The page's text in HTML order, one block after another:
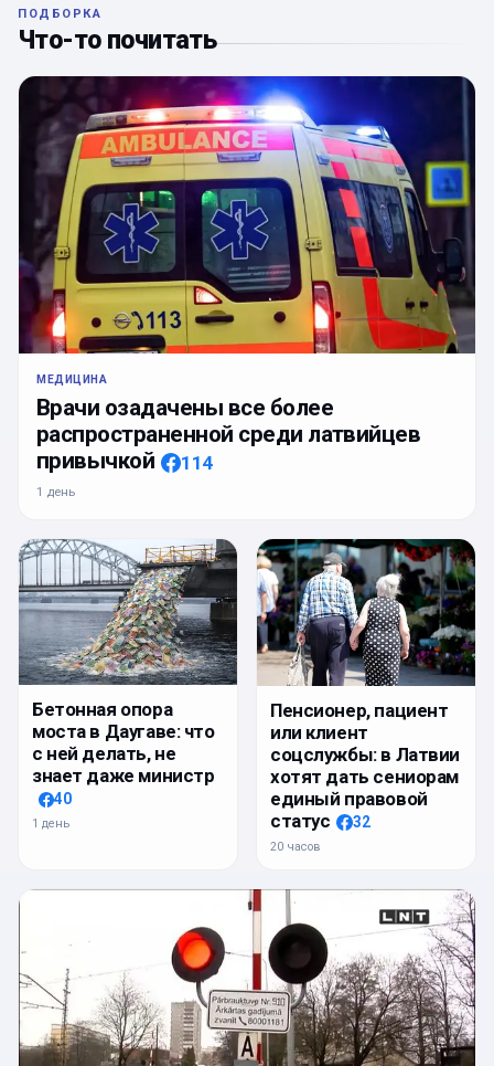
ПОДБОРКА
Что-то почитать
МЕДИЦИНА
Врачи озадачены все более
распространенной среди латвийцев
привычкой
114
1 день
Бетонная опора
моста в Даугаве: что
с ней делать, не
знает даже министр
40
1 день
Пенсионер, пациент
или клиент
соцслужбы: в Латвии
хотят дать сениорам
единый правовой
статус
32
20 часов